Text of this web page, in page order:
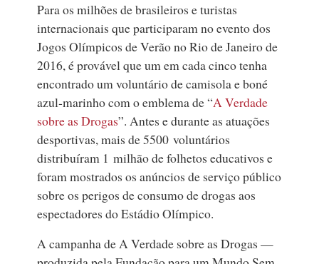
Para os milhões de brasileiros e turistas
internacionais que participaram no evento dos
Jogos Olímpicos de Verão no Rio de Janeirode
2016, é provável que um em cada cinco tenha
encontrado um voluntário de camisola e boné
azul‑marinho com o emblema de “A Verdade
sobre as Drogas”. Antes e durante as atuações
desportivas, mais de 5500 voluntários
distribuíram 1 milhão de folhetos educativos e
foram mostrados os anúncios de serviço público
sobre os perigos de consumo de drogas aos
espectadores do Estádio Olímpico.
A campanha de A Verdade sobre as Drogas —